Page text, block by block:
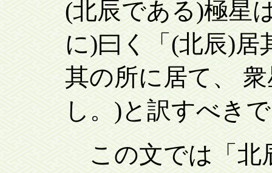
(北辰である)極星
に)曰く「(北辰)居
其の所に居て、
し。)と訳すべき
この文では「北